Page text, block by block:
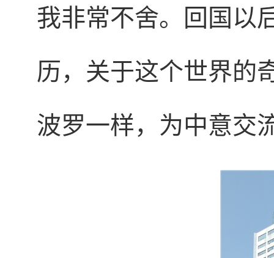
我非常不舍。回国以
历，关于这个世界的
波罗一样，为中意交